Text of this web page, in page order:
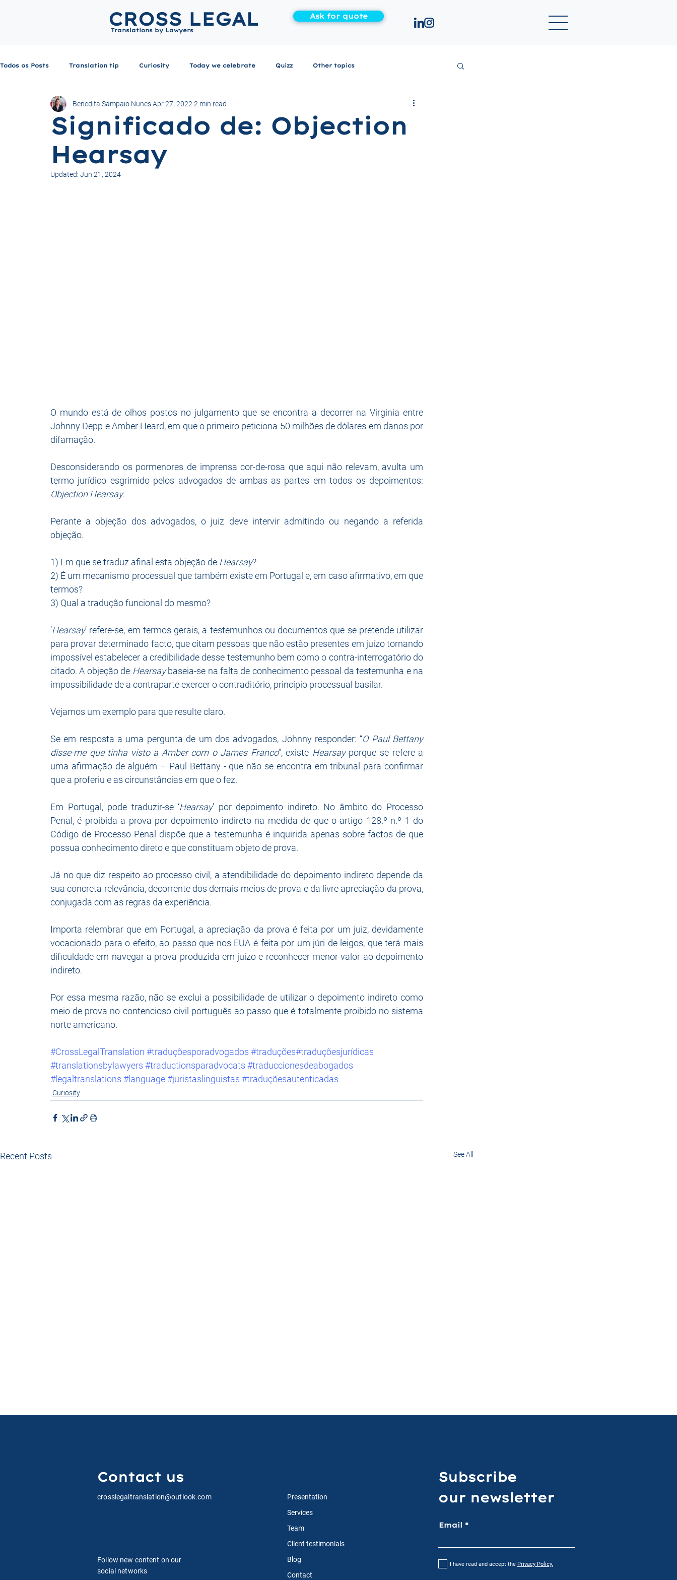
Translations by Lawyers
CROSS LEGAL Ask for quote
Todos os Posts Translation tip Curiosity Today we celebrate Quizz Other topics
Significado de: Objection
Hearsay
Benedita Sampaio NunesApr 27, 2022 2 min read
Updated: Jun 21, 2024
O mundo está de olhos postos no julgamento que se encontra a decorrer na Virginia entre
Johnny Depp e Amber Heard, em que o primeiro peticiona 50 milhões de dólares em danos por
difamação.
Desconsiderando os pormenores de imprensa cor-de-rosa que aqui não relevam, avulta um
Objection Hearsay.
Perante a objeção dos advogados, o juiz deve intervir admitindo ou negando a referida
objeção.
1) Em que se traduz afinal esta objeção de Hearsay?
2) É um mecanismo processual que também existe em Portugal e, em caso afirmativo, em que
termos?
3) Qual a tradução funcional do mesmo?
‘Hearsay’ refere-se, em termos gerais, a testemunhos ou documentos que se pretende utilizar
para provar determinado facto, que citam pessoas que não estão presentes em juízo tornando
impossível estabelecer a credibilidade desse testemunho bem como o contra-interrogatório do
citado. A objeção de Hearsay baseia-se na falta de conhecimento pessoal da testemunha e na
impossibilidade de a contraparte exercer o contraditório, princípio processual basilar.
Vejamos um exemplo para que resulte claro.
Se em resposta a uma pergunta de um dos advogados, Johnny responder: “O Paul Bettany
disse-me que tinha visto a Amber com o James Franco”, existe Hearsay porque se refere a
uma afirmação de alguém – Paul Bettany - que não se encontra em tribunal para confirmar
que a proferiu e as circunstâncias em que o fez.
Em Portugal, pode traduzir-se ‘Hearsay’ por depoimento indireto. No âmbito do Processo
Penal, é proibida a prova por depoimento indireto na medida de que o artigo 128.º n.º 1 do
Código de Processo Penal dispõe que a testemunha é inquirida apenas sobre factos de que
possua conhecimento direto e que constituam objeto de prova.
Já no que diz respeito ao processo civil, a atendibilidade do depoimento indireto depende da
sua concreta relevância, decorrente dos demais meios de prova e da livre apreciação da prova,
conjugada com as regras da experiência.
Importa relembrar que em Portugal, a apreciação da prova é feita por um juiz, devidamente
vocacionado para o efeito, ao passo que nos EUA é feita por um júri de leigos, que terá mais
dificuldade em navegar a prova produzida em juízo e reconhecer menor valor ao depoimento
indireto.
Por essa mesma razão, não se exclui a possibilidade de utilizar o depoimento indireto como
meio de prova no contencioso civil português ao passo que é totalmente proibido no sistema
norte americano.
#CrossLegalTranslation #traduçõesporadvogados #traduções#traduçõesjurídicas
#translationsbylawyers #traductionsparadvocats #traduccionesdeabogados
#legaltranslations #language#juristaslinguistas #traduçõesautenticadas
Curiosity
Recent Posts See All
Contact us
crosslegaltranslation@outlook.com
Follow new content on our
social networks
Presentation
Services
Team
Client testimonials
Blog
Contact
Subscribe
our newsletter
Email
I have read and accept the Privacy Policy.